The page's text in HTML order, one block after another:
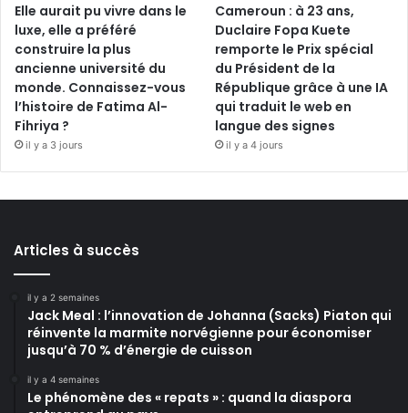
Elle aurait pu vivre dans le
luxe, elle a préféré
construire la plus
ancienne université du
monde. Connaissez-vous
l’histoire de Fatima Al-
Fihriya ?
il y a 3 jours
Cameroun : à 23 ans,
Duclaire Fopa Kuete
remporte le Prix spécial
du Président de la
République grâce à une IA
qui traduit le web en
langue des signes
il y a 4 jours
Articles à succès
il y a 2 semaines
Jack Meal : l’innovation de Johanna (Sacks) Piaton qui
réinvente la marmite norvégienne pour économiser
jusqu’à 70 % d’énergie de cuisson
il y a 4 semaines
Le phénomène des « repats » : quand la diaspora